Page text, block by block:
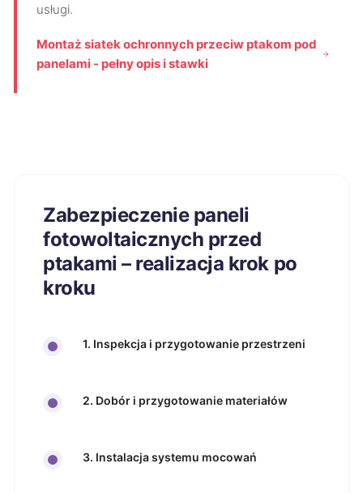
usługi.
Montaż siatek ochronnych przeciw ptakom pod
panelami - pełny opis i stawki
Zabezpieczenie paneli
fotowoltaicznych przed
ptakami – realizacja krok po
kroku
1. Inspekcja i przygotowanie przestrzeni
2. Dobór i przygotowanie materiałów
3. Instalacja systemu mocowań